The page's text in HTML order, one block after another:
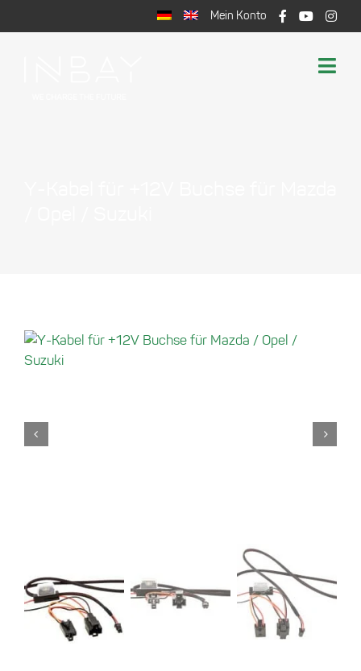
Inhalt
Mein Konto